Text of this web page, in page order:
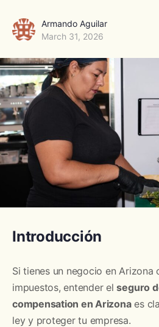
Armando Aguilar
March 31, 2026
Introducción
Si tienes un negocio en Arizona
impuestos, entender elseguro
compensation en Arizonaes
ley y proteger tu empresa.